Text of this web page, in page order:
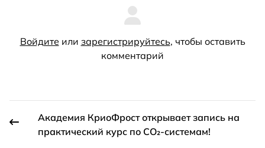
Войдите или зарегистрируйтесь, чтобы оставить
комментарий
Академия КриоФрост открывает запись на
практический курс по CO₂-системам!